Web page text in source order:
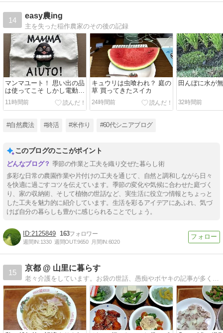
14
easy農ing
主を失った稲作農家のその後の記録
マンマユート！ 思い出の品
は使ってこそ しかし電動ド
リルは手放すぞ
11時間前
キュウリは虫喰われ？ 庭の
草 買ってきたスイカ
24時間前
田んぼに水が
32時間前
#自然農法 #終活 #米作り #60代シニアブログ
このブログのここがポイント
季節の作業と工夫を織り交ぜた暮らし術
多彩な日常の農園作業や片付けの工夫を通じて、自然と調和しながら日々
を快適に過ごすコツを伝えています。季節の変化や気候に合わせた庭づく
り、家の収納術、そして植物の世話など、実生活に役立つ情報とちょっと
した工夫を魅力的に紹介しています。生活を彩るアイデアにあふれ、気づ
けば自分の暮らしも豊かに感じられることでしょう。
2125849 163
週間IN:1330 週間OUT:9650 月間IN:6020
15
京都 @ 山里に暮らす
老々介護をしています。お袋の世話、愚痴やボヤキの記事が多くなりました。ほぼ日記です。座右の銘「人間万事塞翁が馬」